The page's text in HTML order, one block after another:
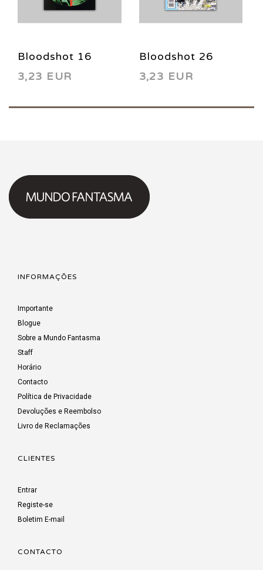
Bloodshot 16
1994
3,23 EUR
Bloodshot 26
1995
3,23 EUR
INFORMAÇÕES
Importante
Blogue
Sobre a Mundo Fantasma
Staff
Horário
Contacto
Política de Privacidade
Devoluções e Reembolso
Livro de Reclamações
CLIENTES
Entrar
Registe-se
Boletim E-mail
CONTACTO